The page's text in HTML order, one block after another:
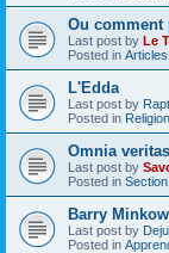
Ou comment
Last post by Le
Posted in
L'Edda
Last post by
Posted in
Omnia veritas
Last post by
Posted in
Barry
Last post by
Posted in